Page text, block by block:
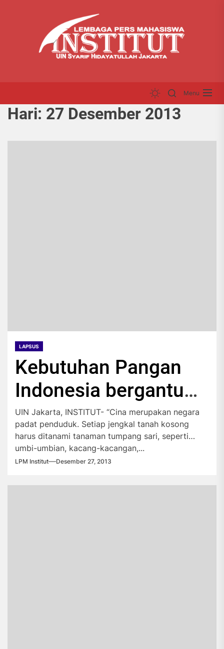
Menu
Hari: 27 Desember 2013
LAPSUS
Kebutuhan Pangan
Indonesia bergantung
pada Impor
UIN Jakarta, INSTITUT- “Cina merupakan negara
padat penduduk. Setiap jengkal tanah kosong
harus ditanami tanaman tumpang sari, seperti
umbi-umbian, kacang-kacangan,...
LPM Institut Desember 27, 2013